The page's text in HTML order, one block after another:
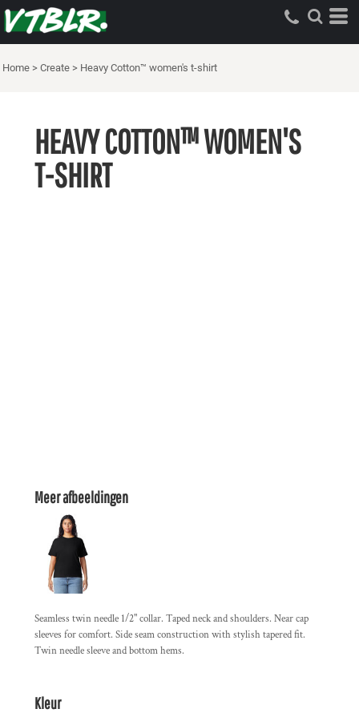
Home > Create > Heavy Cotton™ women's t-shirt
HEAVY COTTON™ WOMEN'S
T-SHIRT
Meer afbeeldingen
Seamless twin needle 1/2" collar. Taped neck and shoulders. Near cap
sleeves for comfort. Side seam construction with stylish tapered fit.
Twin needle sleeve and bottom hems.
Kleur